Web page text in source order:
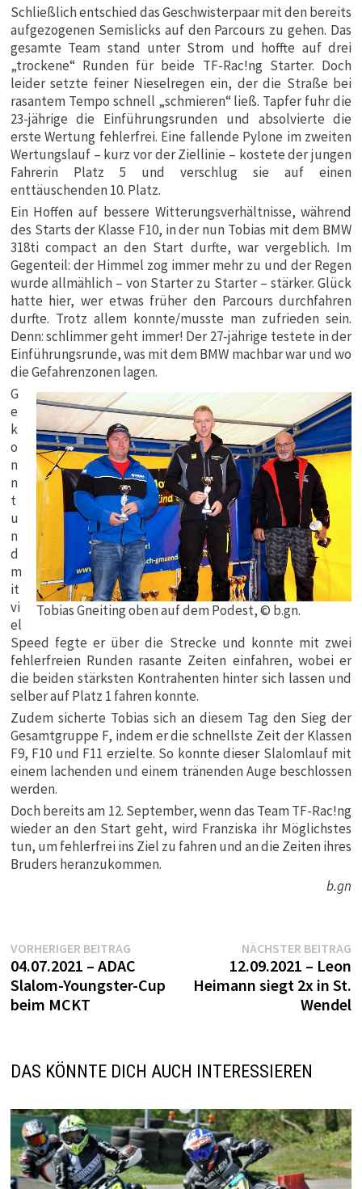
Schließlich entschied das Geschwisterpaar mit den bereits
aufgezogenen Semislicks auf den Parcours zu gehen. Das
gesamte Team stand unter Strom und hoffte auf drei
„trockene“ Runden für beide TF-Rac!ng Starter. Doch
leider setzte feiner Nieselregen ein, der die Straße bei
rasantem Tempo schnell „schmieren“ ließ. Tapfer fuhr die
23-jährige die Einführungsrunden und absolvierte die
erste Wertung fehlerfrei. Eine fallende Pylone im zweiten
Wertungslauf – kurz vor der Ziellinie – kostete der jungen
Fahrerin Platz 5 und verschlug sie auf einen
enttäuschenden 10. Platz.
Ein Hoffen auf bessere Witterungsverhältnisse, während
des Starts der Klasse F10, in der nun Tobias mit dem BMW
318ti compact an den Start durfte, war vergeblich. Im
Gegenteil: der Himmel zog immer mehr zu und der Regen
wurde allmählich – von Starter zu Starter – stärker. Glück
hatte hier, wer etwas früher den Parcours durchfahren
durfte. Trotz allem konnte/musste man zufrieden sein.
Denn: schlimmer geht immer! Der 27-jährige testete in der
Einführungsrunde, was mit dem BMW machbar war und wo
die Gefahrenzonen lagen.
Tobias Gneiting oben auf dem Podest, © b.gn.
G
e
k
o
n
n
t
u
n
d
m
it
vi
el
Speed fegte er über die Strecke und konnte mit zwei
fehlerfreien Runden rasante Zeiten einfahren, wobei er
die beiden stärksten Kontrahenten hinter sich lassen und
selber auf Platz 1 fahren konnte.
Zudem sicherte Tobias sich an diesem Tag den Sieg der
Gesamtgruppe F, indem er die schnellste Zeit der Klassen
F9, F10 und F11 erzielte. So konnte dieser Slalomlauf mit
einem lachenden und einem tränenden Auge beschlossen
werden.
Doch bereits am 12. September, wenn das Team TF-Rac!ng
wieder an den Start geht, wird Franziska ihr Möglichstes
tun, um fehlerfrei ins Ziel zu fahren und an die Zeiten ihres
Bruders heranzukommen.
b.gn
Beitragsnavigation
VORHERIGER BEITRAGVorheriger
Beitrag:
04.07.2021 – ADAC
Slalom-Youngster-Cup
beim MCKT
NÄCHSTER BEITRAG
12.09.2021 – Leon
Heimann siegt 2x in St.
Wendel
DAS KÖNNTE DICH AUCH INTERESSIEREN